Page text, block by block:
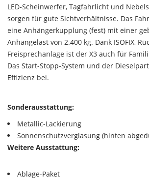
LED-Scheinwerfer, Tagfahrlicht und
sorgen für gute Sichtverhältnisse. Das
eine Anhängerkupplung (fest) mit einer
Anhängelast von 2.400 kg. Dank ISOFIX,
Freisprechanlage ist der X3 auch für
Das Start-Stopp-System und der
Effizienz bei.
Sonderausstattung:
Metallic-Lackierung
Sonnenschutzverglasung (hinten
Weitere Ausstattung:
Ablage-Paket